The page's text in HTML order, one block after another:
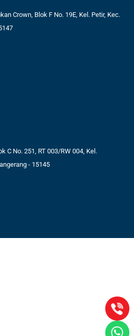
Crown, Blok F No. 19E, Kel. Petir, Kec.
C No. 251, RT 003/RW 004, Kel.
- 15145